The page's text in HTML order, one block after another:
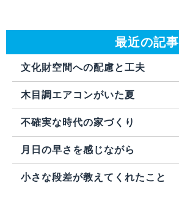
最近の記事
文化財空間への配慮と工夫
木目調エアコンがいた夏
不確実な時代の家づくり
月日の早さを感じながら
小さな段差が教えてくれたこと